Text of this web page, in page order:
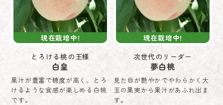
現在栽培中!
とろける桃の王様
白皇
果汁が豊富で糖度が高く、とろ
けるような食感が楽しめる白桃
です。
現在栽培中!
次世代のリーダー
夢白桃
見た目が艶やかでやわらかく大
玉の果実から果汁があふれ出ま
す。